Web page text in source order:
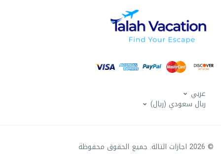
عربي
ربال سعودي (ريال)
© 2026 اجازات التالة. جميع الحقوق محفوظة